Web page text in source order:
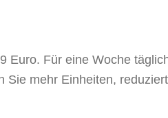
Euro. Für eine Woche
mehr Einheiten,